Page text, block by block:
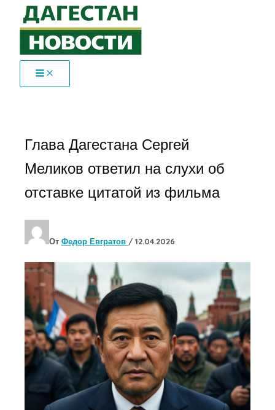
Перейти
содержимому
Глава Дагестана Сергей
Меликов ответил на слухи об
отставке цитатой из фильма
От Федор Евгратов / 12.04.2026